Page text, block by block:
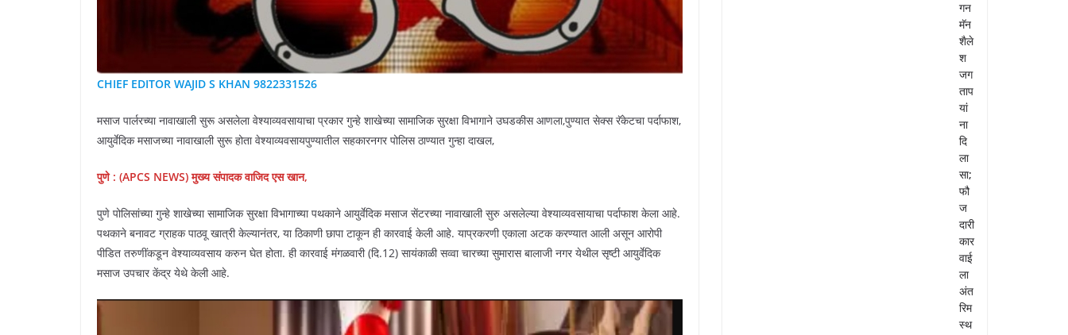
CHIEF EDITOR WAJID S KHAN 9822331526
मसाज पार्लरच्या नावाखाली सुरू असलेला वेश्याव्यवसायाचा प्रकार गुन्हे शाखेच्या सामाजिक सुरक्षा विभागाने उघडकीस आणला,पुण्यात सेक्स रॅकेटचा पर्दाफाश,
आयुर्वेदिक मसाजच्या नावाखाली सुरू होता वेश्याव्यवसायपुण्यातील सहकारनगर पोलिस ठाण्यात गुन्हा दाखल,
पुणे : (APCS NEWS) मुख्य संपादक वाजिद एस खान,
पुणे पोलिसांच्या गुन्हे शाखेच्या सामाजिक सुरक्षा विभागाच्या पथकाने आयुर्वेदिक मसाज सेंटरच्या नावाखाली सुरु असलेल्या वेश्याव्यवसायाचा पर्दाफाश केला आहे.
पथकाने बनावट ग्राहक पाठवू खात्री केल्यानंतर, या ठिकाणी छापा टाकून ही कारवाई केली आहे. याप्रकरणी एकाला अटक करण्यात आली असून आरोपी
पीडित तरुणींकडून वेश्याव्यवसाय करुन घेत होता. ही कारवाई मंगळवारी (दि.12) सायंकाळी सव्वा चारच्या सुमारास बालाजी नगर येथील सृष्टी आयुर्वेदिक
मसाज उपचार केंद्र येथे केली आहे.
गन
मॅन
शैले
श
जग
ताप
यां
ना
दि
ला
सा;
फौ
ज
दारी
कार
वाई
ला
अंत
रिम
स्थ